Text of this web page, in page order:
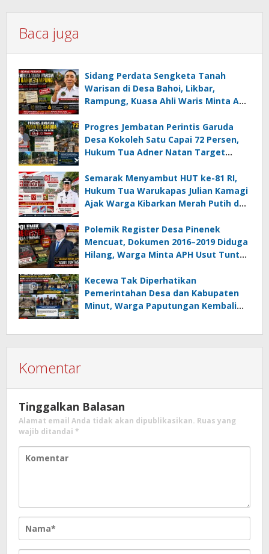
Baca juga
Sidang Perdata Sengketa Tanah
Warisan di Desa Bahoi, Likbar,
Rampung, Kuasa Ahli Waris Minta APH
Korupsi Dandes
Progres Jembatan Perintis Garuda
Desa Kokoleh Satu Capai 72 Persen,
Hukum Tua Adner Natan Target
Semarak Menyambut HUT ke-81 RI,
Hukum Tua Warukapas Julian Kamagi
Ajak Warga Kibarkan Merah Putih dan
Polemik Register Desa Pinenek
Mencuat, Dokumen 2016–2019 Diduga
Hilang, Warga Minta APH Usut Tuntas
Kumtua HK
Kecewa Tak Diperhatikan
Pemerintahan Desa dan Kabupaten
Minut, Warga Paputungan Kembali
Komentar
Tinggalkan Balasan
Alamat email Anda tidak akan dipublikasikan. Ruas yang
wajib ditandai *